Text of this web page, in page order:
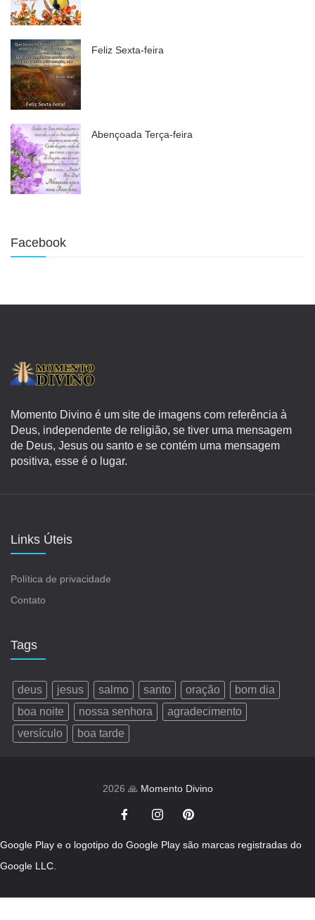
Feliz Sexta-feira
Abençoada Terça-feira
Facebook
Momento Divino é um site de imagens com referência à
Deus, independente de religião, se tiver uma mensagem
de Deus, Jesus ou santo e se contém uma mensagem
positiva, esse é o lugar.
Links Úteis
Política de privacidade
Contato
Tags
deus jesus salmo santo oração
bom dia
boa noite
nossa senhora
agradecimento
versículo
boa tarde
2026 🙏 Momento Divino
Google Play e o logotipo do Google Play são marcas registradas do
Google LLC.